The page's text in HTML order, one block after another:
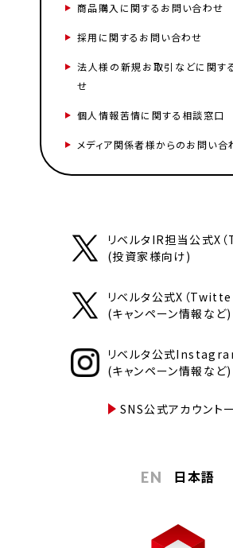
商品購入に関するお問い合わせ
採用に関するお問い合わせ
法人様の新規お取引などに関す
せ
個人情報苦情に関する相談窓口
メディア関係者様からのお問い合
リベルタIR担当公式X
(投資家様向け)
リベルタ公式X（Twitter
(キャンペーン情報など)
リベルタ公式
(キャンペーン情報など)
SNS公式アカウント
EN 日本語